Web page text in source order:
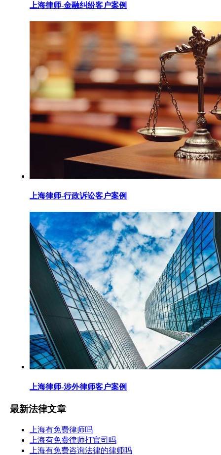
上海律师-金融纠纷客户案例
上海律师-行政诉讼客户案例
上海律师-涉外律师客户案例
最新法律文章
上海有免费律师吗
上海有免费律师打官司吗
上海有免费咨询法律的律师吗